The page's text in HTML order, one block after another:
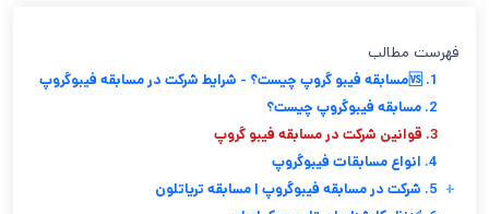
فهرست مطالب
1. 🆚مسابقه فیبو گروپ چیست؟ - شرایط شرکت در مسابقه فیبوگروپ
2. مسابقه فیبوگروپ چیست؟
3. قوانین شرکت در مسابقه فیبو گروپ
4. انواع مسابقات فیبوگروپ
5. شرکت در مسابقه فیبوگروپ | مسابقه تریاتلون +